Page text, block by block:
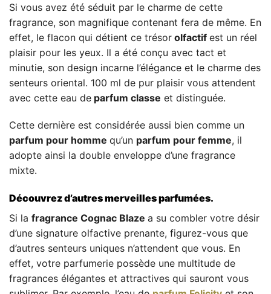
Si vous avez été séduit par le charme de cette
fragrance, son magnifique contenant fera de même. En
effet, le flacon qui détient ce trésor olfactif est un réel
plaisir pour les yeux. Il a été conçu avec tact et
minutie, son design incarne l’élégance et le charme des
senteurs oriental. 100 ml de pur plaisir vous attendent
avec cette eau de parfum classe et distinguée.
Cette dernière est considérée aussi bien comme un
parfum pour homme qu’un parfum pour femme, il
adopte ainsi la double enveloppe d’une fragrance
mixte.
Découvrez d’autres merveilles parfumées.
Si la fragrance Cognac Blaze a su combler votre désir
d’une signature olfactive prenante, figurez-vous que
d’autres senteurs uniques n’attendent que vous. En
effet, votre parfumerie possède une multitude de
fragrances élégantes et attractives qui sauront vous